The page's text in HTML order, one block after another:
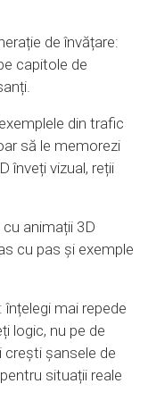
de învățare:
capitole de
din trafic
să le memorezi
înveți vizual, reții
animații 3D
cu pas și exemple
mai repede
logic, nu pe de
crești șansele de
situații reale